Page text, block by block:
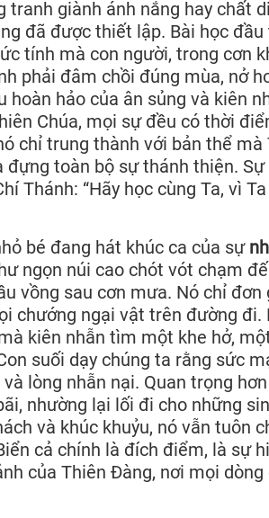
tranh giành ánh nắng hay chất
đã được thiết lập. Bài học
tính mà con người, trong cơn
phải đâm chồi đúng mùa, nở
hoàn hảo của ân sủng và kiên
Chúa, mọi sự đều có thời
chỉ trung thành với bản thể
đựng toàn bộ sự thánh thiện.
Thánh: “Hãy học cùng Ta, vì
bé đang hát khúc ca của sự
ngọn núi cao chót vót chạm
vồng sau cơn mưa. Nó chỉ
chướng ngại vật trên đường
kiên nhẫn tìm một khe hở,
suối dạy chúng ta rằng sức
lòng nhẫn nại. Quan trọng
nhường lại lối đi cho những
và khúc khuỷu, nó vẫn tuôn
cả chính là đích điểm, là sự
của Thiên Đàng, nơi mọi